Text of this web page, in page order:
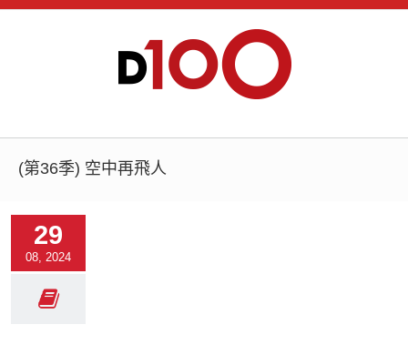
(第36季) 空中再飛人
29
08, 2024